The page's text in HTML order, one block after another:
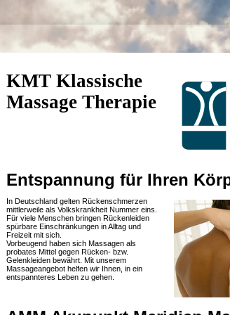
KMT Klassische
Massage Therapie
Entspannung für Ihren
In Deutschland gelten Rückenschmerzen
mittlerweile als Volkskrankheit Nummer eins.
Für viele Menschen bringen Rückenleiden
spürbare Einschränkungen in Alltag und
Freizeit mit sich.
Vorbeugend haben sich Massagen als
probates Mittel gegen Rücken- bzw.
Gelenkleiden bewährt. Mit unserem
Massageangebot helfen wir Ihnen, in ein
entspannteres Leben zu gehen.